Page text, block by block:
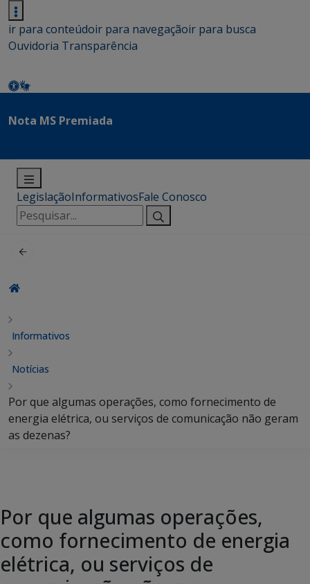
ir para conteúdoir para navegaçãoir para busca
Ouvidoria Transparência
Nota MS Premiada
LegislaçãoInformativosFale Conosco
Pesquisar
por:
Informativos
Notícias
Por que algumas operações, como fornecimento de
energia elétrica, ou serviços de comunicação não geram
as dezenas?
Por que algumas operações,
como fornecimento de energia
elétrica, ou serviços de